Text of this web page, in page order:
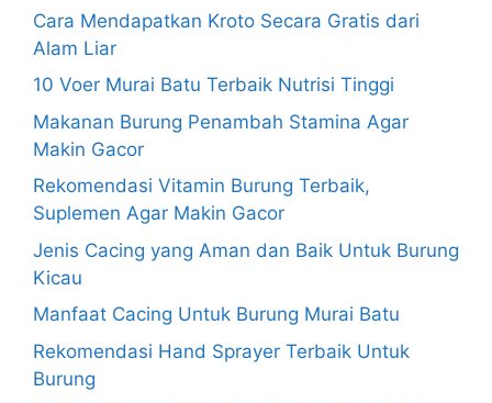
Cara Mendapatkan Kroto Secara Gratis dari
Alam Liar
10 Voer Murai Batu Terbaik Nutrisi Tinggi
Makanan Burung Penambah Stamina Agar
Makin Gacor
Rekomendasi Vitamin Burung Terbaik,
Suplemen Agar Makin Gacor
Jenis Cacing yang Aman dan Baik Untuk Burung
Kicau
Manfaat Cacing Untuk Burung Murai Batu
Rekomendasi Hand Sprayer Terbaik Untuk
Burung